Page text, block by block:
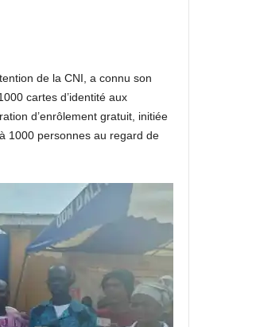
de la CNI, a connu son
cartes d’identité aux
d’enrôlement gratuit, initiée
1000 personnes au regard de